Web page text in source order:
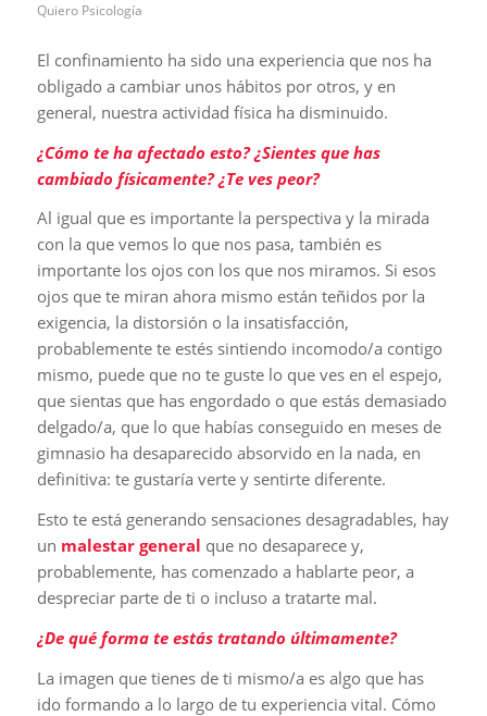
Quiero Psicología
El confinamiento ha sido una experiencia que nos ha
obligado a cambiar unos hábitos por otros, y en
general, nuestra actividad física ha disminuido.
¿Cómo te ha afectado esto? ¿Sientes que has
cambiado físicamente? ¿Te ves peor?
Al igual que es importante la perspectiva y la mirada
con la que vemos lo que nos pasa, también es
importante los ojos con los que nos miramos. Si esos
ojos que te miran ahora mismo están teñidos por la
exigencia, la distorsión o la insatisfacción,
probablemente te estés sintiendo incomodo/a contigo
mismo, puede que no te guste lo que ves en el espejo,
que sientas que has engordado o que estás demasiado
delgado/a, que lo que habías conseguido en meses de
gimnasio ha desaparecido absorvido en la nada, en
definitiva: te gustaría verte y sentirte diferente.
Esto te está generando sensaciones desagradables, hay
un malestar general que no desaparece y,
probablemente, has comenzado a hablarte peor, a
despreciar parte de ti o incluso a tratarte mal.
¿De qué forma te estás tratando últimamente?
La imagen que tienes de ti mismo/a es algo que has
ido formando a lo largo de tu experiencia vital. Cómo